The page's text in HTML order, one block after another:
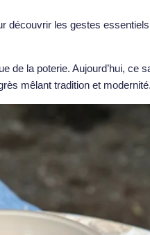
découvrir les gestes
de la poterie. Aujourd’hui, ce
mêlant tradition et modernité.